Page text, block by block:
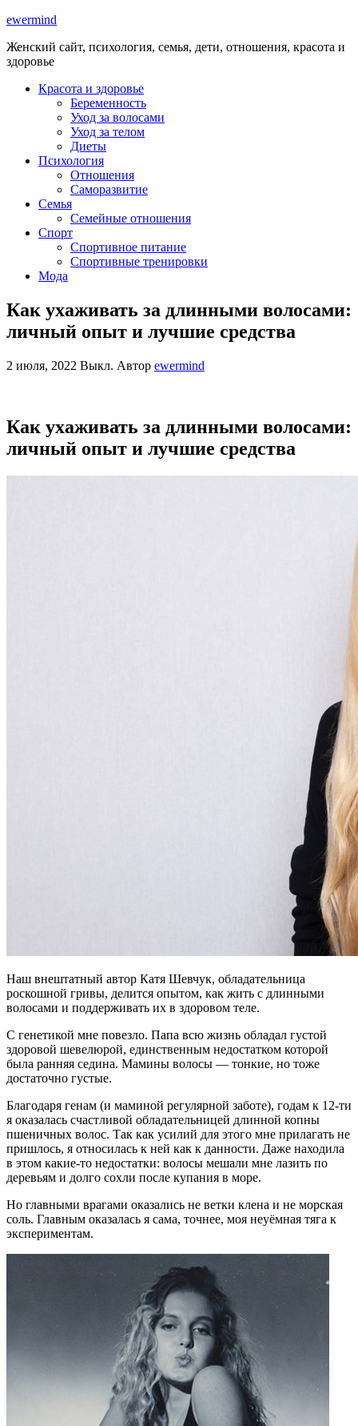
ewermind
Женский сайт, психология, семья, дети, отношения, красота и
здоровье
Красота и здоровье
Беременность
Уход за волосами
Уход за телом
Диеты
Психология
Отношения
Саморазвитие
Семья
Семейные отношения
Спорт
Спортивное питание
Спортивные тренировки
Мода
Как ухаживать за длинными волосами:
личный опыт и лучшие средства
2 июля, 2022 Выкл. Автор ewermind
Как ухаживать за длинными волосами:
личный опыт и лучшие средства
Наш внештатный автор Катя Шевчук, обладательница
роскошной гривы, делится опытом, как жить с длинными
волосами и поддерживать их в здоровом теле.
С генетикой мне повезло. Папа всю жизнь обладал густой
здоровой шевелюрой, единственным недостатком которой
была ранняя седина. Мамины волосы — тонкие, но тоже
достаточно густые.
Благодаря генам (и маминой регулярной заботе), годам к 12-ти
я оказалась счастливой обладательницей длинной копны
пшеничных волос. Так как усилий для этого мне прилагать не
пришлось, я относилась к ней как к данности. Даже находила
в этом какие-то недостатки: волосы мешали мне лазить по
деревьям и долго сохли после купания в море.
Но главными врагами оказались не ветки клена и не морская
соль. Главным оказалась я сама, точнее, моя неуёмная тяга к
экспериментам.